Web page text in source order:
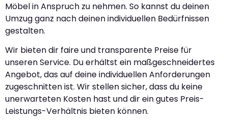
Möbel in Anspruch zu nehmen. So kannst du deinen
Umzug ganz nach deinen individuellen Bedürfnissen
gestalten.
Wir bieten dir faire und transparente Preise für
unseren Service. Du erhältst ein maßgeschneidertes
Angebot, das auf deine individuellen Anforderungen
zugeschnitten ist. Wir stellen sicher, dass du keine
unerwarteten Kosten hast und dir ein gutes Preis-
Leistungs-Verhältnis bieten können.